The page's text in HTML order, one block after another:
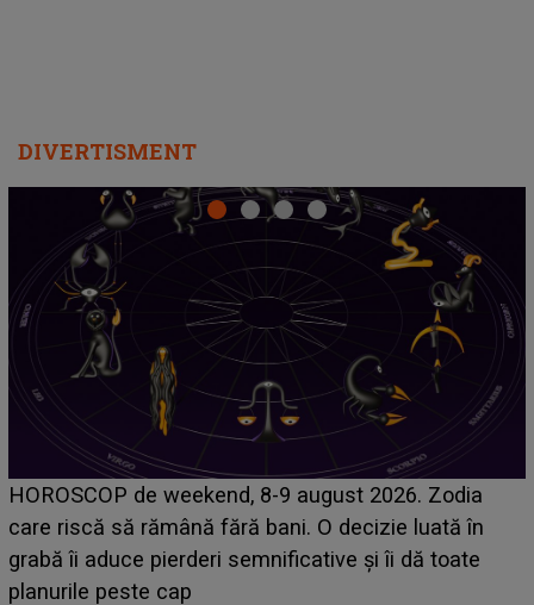
DIVERTISMENT
Emanuel a ținut ACEST DETALIU ASCUNS până
acum! În fața Alexandrei, concurentul din Casa Iubirii
face o MĂRTURISIRE NEAȘTEPTATĂ despre mama
sa: "I-am spus și ei în față, eu nu te iubesc pentru